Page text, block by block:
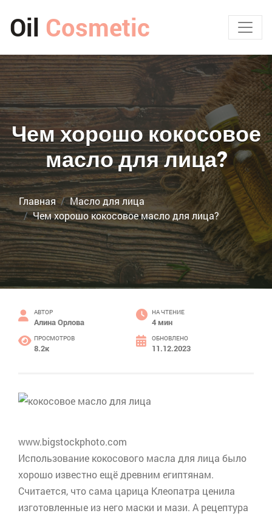
Oil Cosmetic
Чем хорошо кокосовое
масло для лица?
Главная
Масло для лица
Чем хорошо кокосовое масло для лица?
АВТОР
Алина Орлова
НА ЧТЕНИЕ
4 мин
ПРОСМОТРОВ
8.2к
ОБНОВЛЕНО
11.12.2023
www.bigstockphoto.com
Использование кокосового масла для лица было
хорошо известно ещё древним египтянам.
Считается, что сама царица Клеопатра ценила
изготовленные из него маски и мази. А рецептура